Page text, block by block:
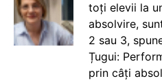
toți elevii la
absolvire,
2 sau 3,
Țugui:
prin câți